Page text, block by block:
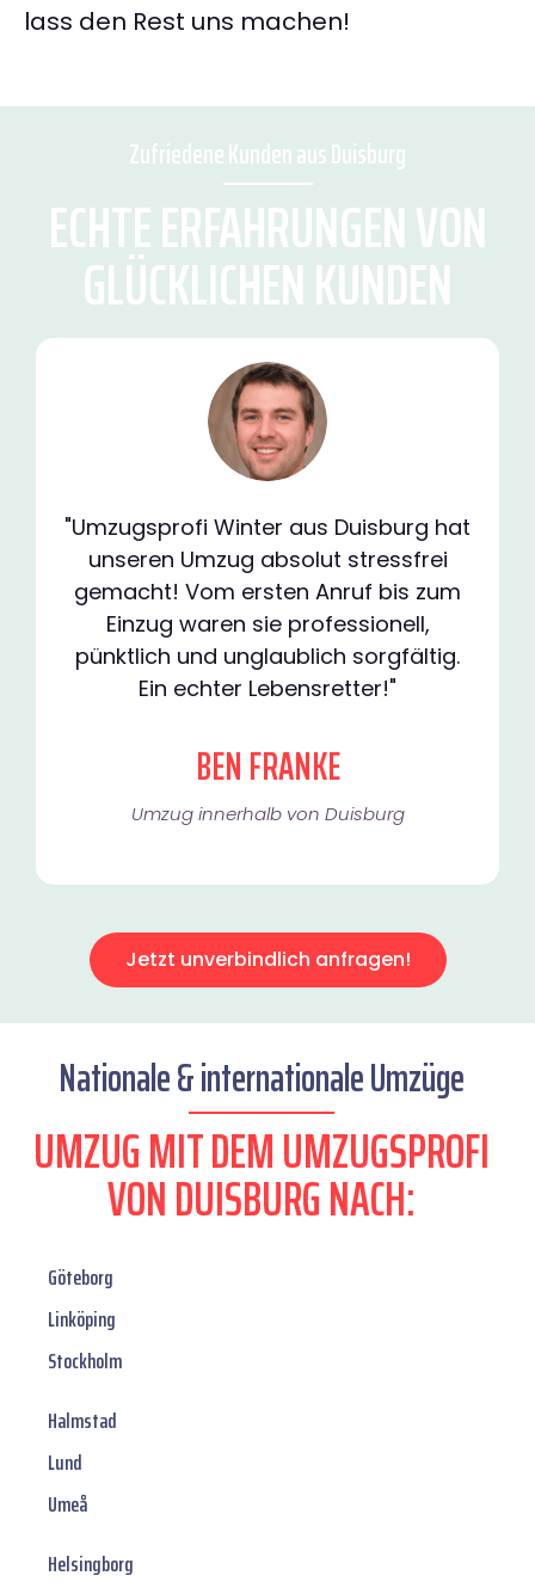
lass den Rest uns machen!
Zufriedene Kunden aus Duisburg
ECHTE ERFAHRUNGEN VON
GLÜCKLICHEN KUNDEN
"Umzugsprofi Winter aus Duisburg hat
unseren Umzug absolut stressfrei
gemacht! Vom ersten Anruf bis zum
Einzug waren sie professionell,
pünktlich und unglaublich sorgfältig.
Ein echter Lebensretter!"
BEN FRANKE
Umzug innerhalb von Duisburg​
Jetzt unverbindlich anfragen!
Nationale & internationale Umzüge
UMZUG MIT DEM UMZUGSPROFI
VON DUISBURG NACH:
Göteborg
Linköping
Stockholm
Halmstad
Lund
Umeå
Helsingborg